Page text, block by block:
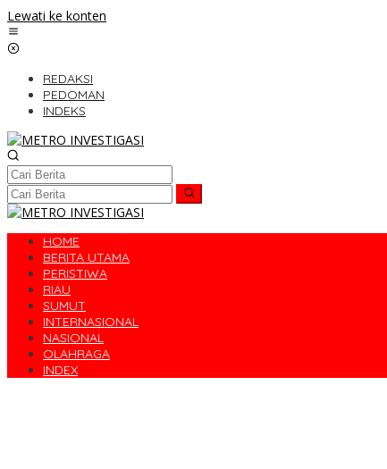
Lewati ke konten
REDAKSI
PEDOMAN
INDEKS
HOME
BERITA UTAMA
PERISTIWA
RIAU
SUMUT
INTERNASIONAL
NASIONAL
OLAHRAGA
INDEX